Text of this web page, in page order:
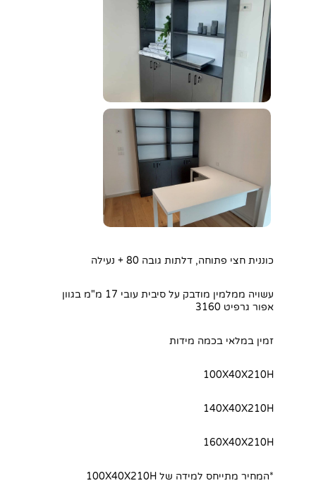
כוננית חצי פתוחה, דלתות גובה 80 + נעילה
עשויה ממלמין מודבק על סיבית עובי 17 מ"מ בגוון
אפור גרפיט 3160
זמין במלאי בכמה מידות
100X40X210H
140X40X210H
160X40X210H
*המחיר מתייחס למידה של 100X40X210H